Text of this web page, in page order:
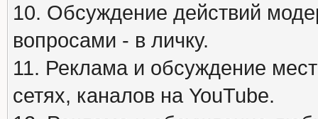
10. Обсуждение действий
вопросами - в личку.
11. Реклама и обсуждение
сетях, каналов на YouTube.